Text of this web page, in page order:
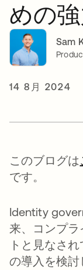
めの
Sam
14 8月 2024
このブログは
です。
Identity
来、コンプ
トと見なさ
の導入を検